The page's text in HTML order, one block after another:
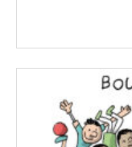
couverture
(conseillée)